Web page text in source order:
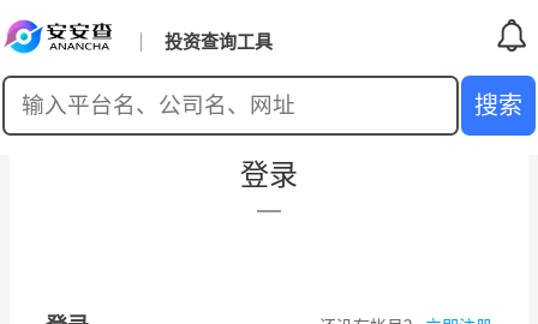
投资查询工具
登录